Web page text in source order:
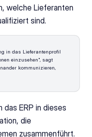
welche Lieferanten
sind.
in das Lieferantenprofil
einzusehen", sagt
kommunizieren,
ERP in dieses
die
zusammenführt.